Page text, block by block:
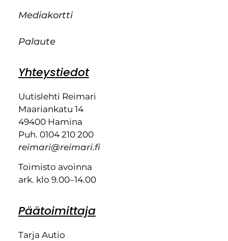
Mediakortti
Palaute
Yhteystiedot
Uutislehti Reimari
Maariankatu 14
49400 Hamina
Puh. 0104 210 200
reimari@reimari.fi
Toimisto avoinna
ark. klo 9.00–14.00
Päätoimittaja
Tarja Autio